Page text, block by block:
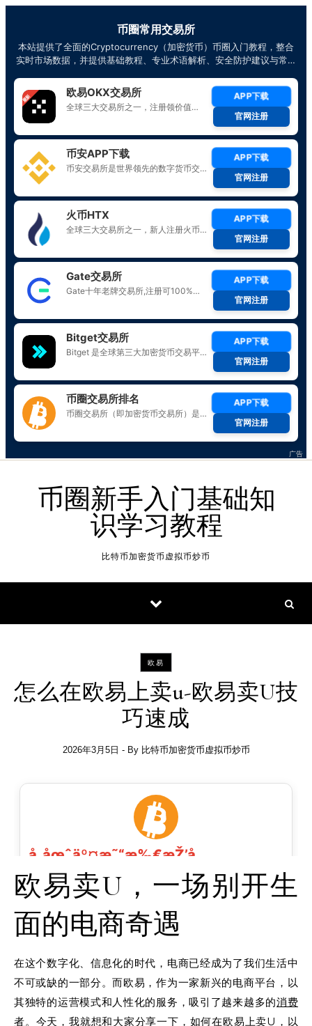
币圈新手入门基础知
识学习教程
比特币加密货币虚拟币炒币
欧易
怎么在欧易上卖u-欧易卖U技
巧速成
2026年3月5日 - By 比特币加密货币虚拟币炒币
欧易卖U，一场别开生
面的电商奇遇
在这个数字化、信息化的时代，电商已经成为了我们生活中
不可或缺的一部分。而欧易，作为一家新兴的电商平台，以
其独特的运营模式和人性化的服务，吸引了越来越多的消费
者。今天，我就想和大家分享一下，如何在欧易上卖U，以